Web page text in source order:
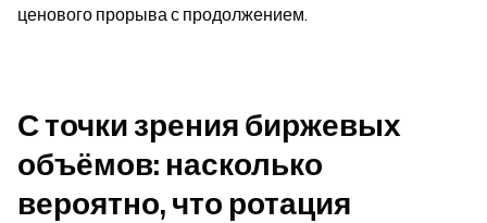
ценового прорыва с продолжением.
С точки зрения биржевых
объёмов: насколько
вероятно, что ротация